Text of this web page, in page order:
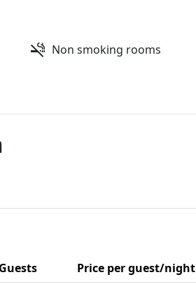
Non smoking rooms
Price per guest/night